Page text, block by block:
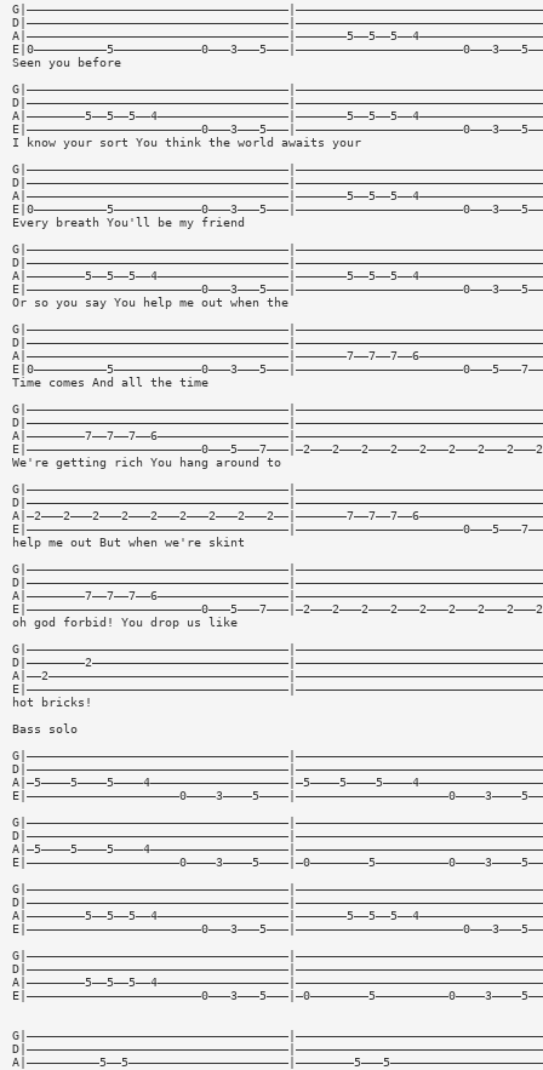
Seen you before
I know your sort You think the world awaits your
Every breath You'll be my friend
Or so you say You help me out when the
Time comes And all the time
We're getting rich You hang around to
help me out But when we're skint
oh god forbid! You drop us like
hot bricks!
Bass solo